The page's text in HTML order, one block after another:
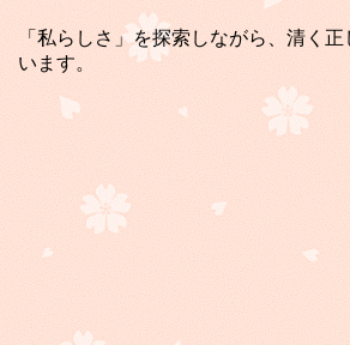
「私らしさ」を探索しながら、清く
います。